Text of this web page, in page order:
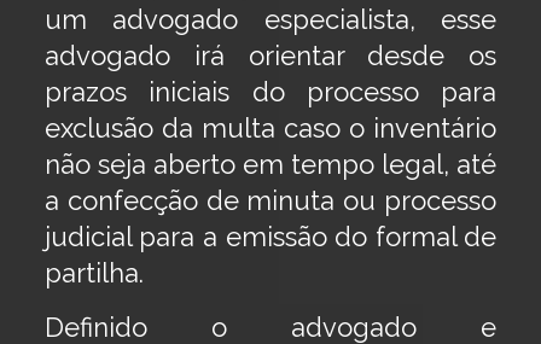
um advogado especialista, esse
advogado irá orientar desde os
prazos iniciais do processo para
exclusão da multa caso o inventário
não seja aberto em tempo legal, até
a confecção de minuta ou processo
judicial para a emissão do formal de
partilha.
Definido o advogado e